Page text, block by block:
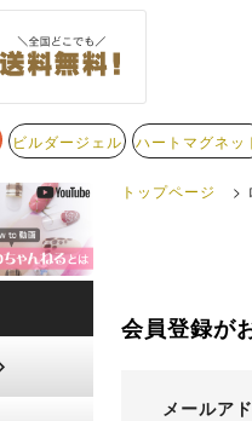
ビルダージェル ハートマグネッ
トップページ
会員登録が
メールア